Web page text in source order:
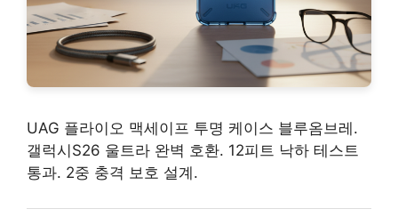
UAG 플라이오 맥세이프 투명 케이스 블루옴브레.
갤럭시S26 울트라 완벽 호환. 12피트 낙하 테스트
통과. 2중 충격 보호 설계.